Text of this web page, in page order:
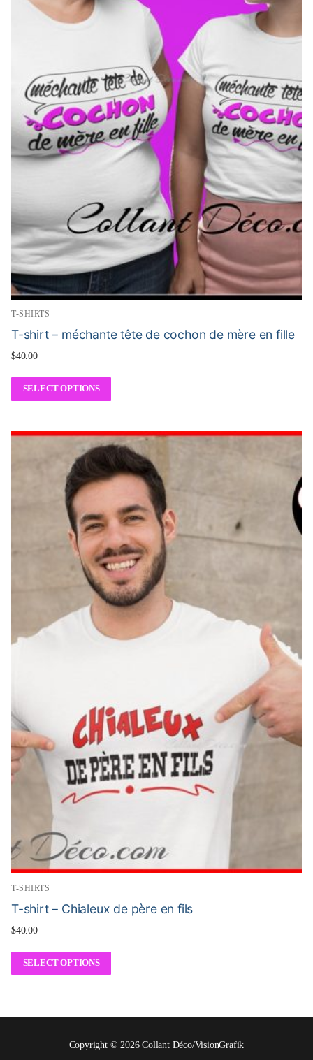
T-SHIRTS
T-shirt – méchante tête de cochon de mère en fille
$40.00
SELECT OPTIONS
T-SHIRTS
T-shirt – Chialeux de père en fils
$40.00
SELECT OPTIONS
Copyright © 2026 Collant Déco/VisionGrafik